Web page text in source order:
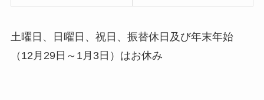
土曜日、日曜日、祝日、振替休日及び年末年始
（12月29日～1月3日）はお休み